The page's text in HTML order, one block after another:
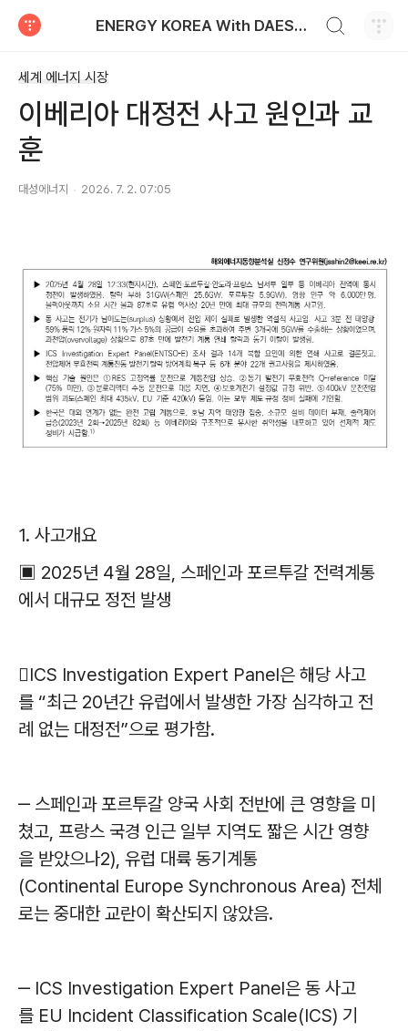
ENERGY KOREA With DAESUNG ENERGY
세계 에너지 시장
이베리아 대정전 사고 원인과 교
훈
대성에너지 2026. 7. 2. 07:05
1. 사고개요
▣ 2025년 4월 28일, 스페인과 포르투갈 전력계통
에서 대규모 정전 발생
ICS Investigation Expert Panel은 해당 사고
를 “최근 20년간 유럽에서 발생한 가장 심각하고 전
례 없는 대정전”으로 평가함.
‒ 스페인과 포르투갈 양국 사회 전반에 큰 영향을 미
쳤고, 프랑스 국경 인근 일부 지역도 짧은 시간 영향
을 받았으나2), 유럽 대륙 동기계통
(Continental Europe Synchronous Area) 전체
로는 중대한 교란이 확산되지 않았음.
‒ ICS Investigation Expert Panel은 동 사고
를 EU Incident Classification Scale(ICS) 기